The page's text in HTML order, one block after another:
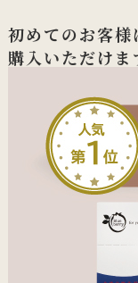
初めてのお客
購入いただけま